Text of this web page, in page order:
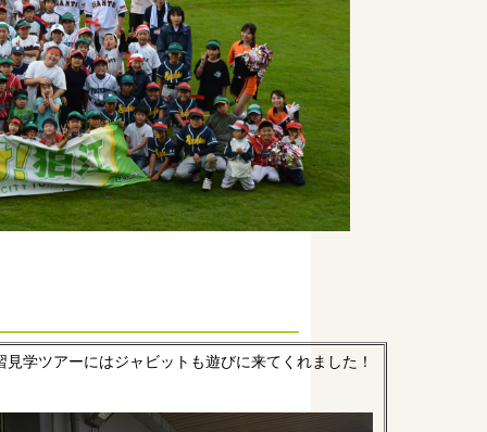
見学ツアーにはジャビットも遊びに来てくれました！